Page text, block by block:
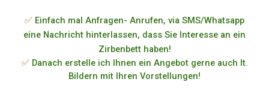
✅ Einfach mal Anfragen- Anrufen, via SMS/Whatsapp
eine Nachricht hinterlassen, dass Sie Interesse an ein
Zirbenbett haben!
✅ Danach erstelle ich Ihnen ein Angebot gerne auch lt.
Bildern mit Ihren Vorstellungen!